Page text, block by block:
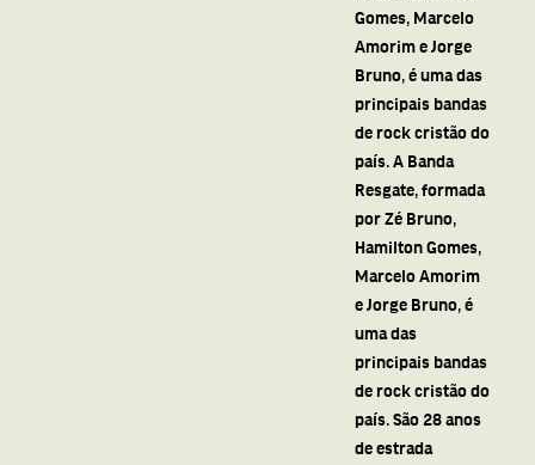
Gomes, Marcelo
Amorim e Jorge
Bruno, é uma das
principais bandas
de rock cristão do
país. A Banda
Resgate, formada
por Zé Bruno,
Hamilton Gomes,
Marcelo Amorim
e Jorge Bruno, é
uma das
principais bandas
de rock cristão do
país. São 28 anos
de estrada